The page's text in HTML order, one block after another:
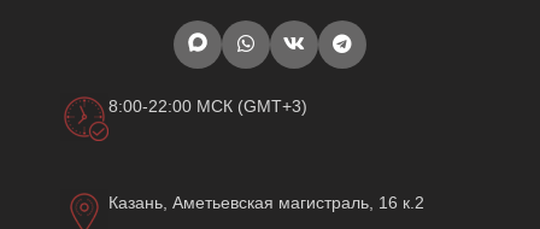
8:00-22:00 МСК (GMT+3)
Казань, Аметьевская магистраль, 16 к.2